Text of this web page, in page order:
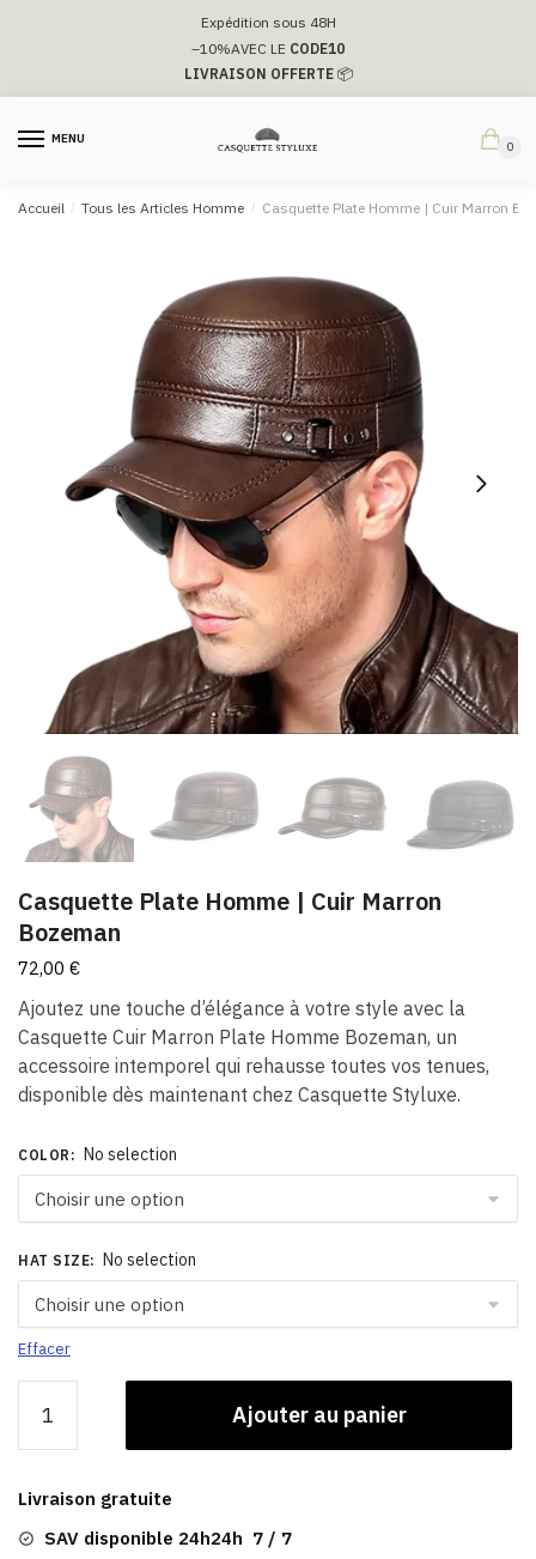
navigation
Expédition sous 48H
–10%AVEC LE CODE10
LIVRAISON OFFERTE📦
MENU
0
Accueil / Tous les Articles Homme / Casquette Plate Homme | Cuir Marron
Casquette Plate Homme | Cuir Marron
Bozeman
72,00 €
Ajoutez une touche d’élégance à votre style avec la
Casquette Cuir Marron Plate Homme Bozeman, un
accessoire intemporel qui rehausse toutes vos tenues,
disponible dès maintenant chez Casquette Styluxe.
COLOR : No selection
HAT SIZE: No selection
Effacer
Casquette
Homme
|
Ajouter au panier
Livraison gratuite
SAV disponible 24h24h 7 / 7